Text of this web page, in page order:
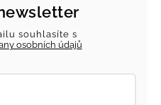
souhlasíte s
osobních údajů